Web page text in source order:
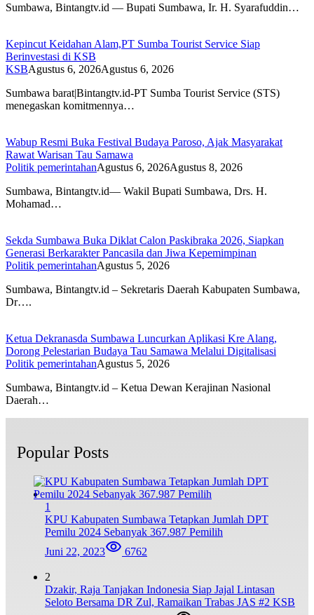
Sumbawa, Bintangtv.id — Bupati Sumbawa, Ir. H. Syarafuddin…
Kepincut Keidahan Alam,PT Sumba Tourist Service Siap
Berinvestasi di KSB
KSBAgustus 6, 2026Agustus 6, 2026
Sumbawa barat|Bintangtv.id-PT Sumba Tourist Service (STS)
menegaskan komitmennya…
Wabup Resmi Buka Festival Budaya Paroso, Ajak Masyarakat
Rawat Warisan Tau Samawa
Politik pemerintahanAgustus 6, 2026Agustus 8, 2026
Sumbawa, Bintangtv.id— Wakil Bupati Sumbawa, Drs. H.
Mohamad…
Sekda Sumbawa Buka Diklat Calon Paskibraka 2026, Siapkan
Generasi Berkarakter Pancasila dan Jiwa Kepemimpinan
Politik pemerintahanAgustus 5, 2026
Sumbawa, Bintangtv.id – Sekretaris Daerah Kabupaten Sumbawa,
Dr….
Ketua Dekranasda Sumbawa Luncurkan Aplikasi Kre Alang,
Dorong Pelestarian Budaya Tau Samawa Melalui Digitalisasi
Politik pemerintahanAgustus 5, 2026
Sumbawa, Bintangtv.id – Ketua Dewan Kerajinan Nasional
Daerah…
Popular Posts
1
KPU Kabupaten Sumbawa Tetapkan Jumlah DPT
Pemilu 2024 Sebanyak 367.987 Pemilih
Juni 22, 2023
6762
2
Dzakir, Raja Tanjakan Indonesia Siap Jajal Lintasan
Seloto Bersama DR Zul, Ramaikan Trabas JAS #2 KSB